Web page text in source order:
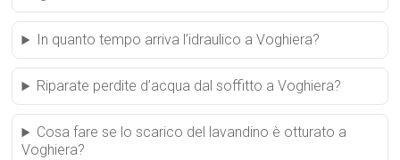
In quanto tempo arriva l’idraulico a Voghiera?
Riparate perdite d’acqua dal soffitto a Voghiera?
Cosa fare se lo scarico del lavandino è otturato a
Voghiera?